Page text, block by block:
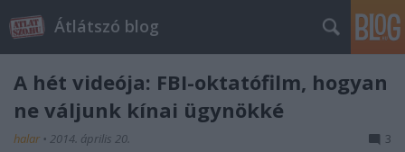
Átlátszó blog
A hét videója: FBI-oktatófilm, hogyan
ne váljunk kínai ügynökké
halar • 2014. április 20. 3